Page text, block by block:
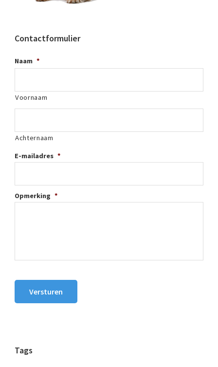
Contactformulier
Naam *
Voornaam
Achternaam
E-mailadres *
Opmerking *
Versturen
Tags